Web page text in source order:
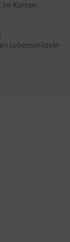
im Karton
Lebensmitteln